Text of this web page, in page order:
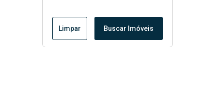
Limpar Buscar Imóveis